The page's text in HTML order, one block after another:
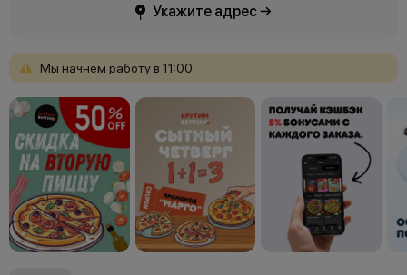
Укажите адрес →
Мы начнем работу в 11:00